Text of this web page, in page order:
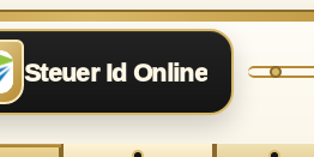
Steuer Id Online